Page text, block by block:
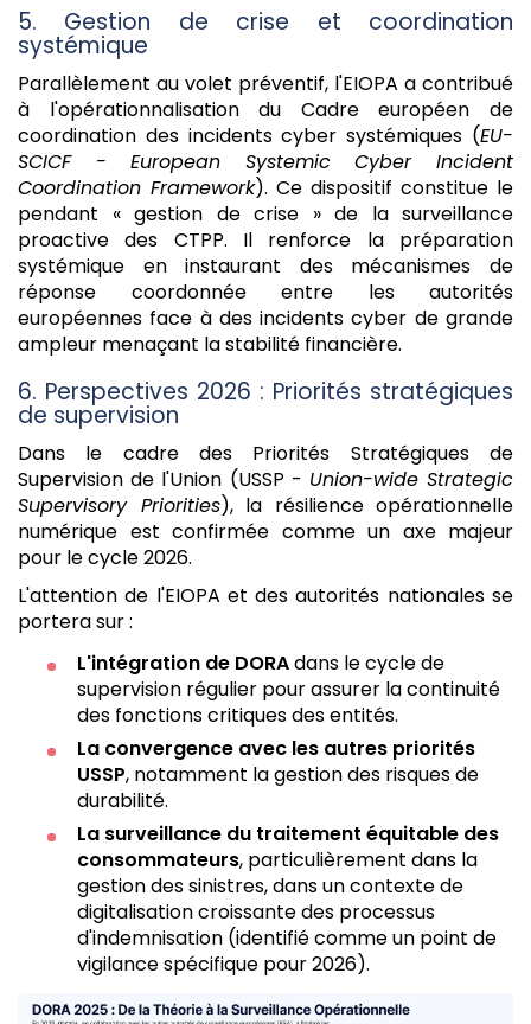
5. Gestion de crise et coordination
systémique
Parallèlement au volet préventif, l'EIOPA a contribué
à l'opérationnalisation du Cadre européen de
coordination des incidents cyber systémiques (EU-
SCICF - European Systemic Cyber Incident
Coordination Framework). Ce dispositif constitue le
pendant « gestion de crise » de la surveillance
proactive des CTPP. Il renforce la préparation
systémique en instaurant des mécanismes de
réponse coordonnée entre les autorités
européennes face à des incidents cyber de grande
ampleur menaçant la stabilité financière.
6. Perspectives 2026 : Priorités stratégiques
de supervision
Dans le cadre des Priorités Stratégiques de
Supervision de l'Union (USSP - Union-wide Strategic
Supervisory Priorities), la résilience opérationnelle
numérique est confirmée comme un axe majeur
pour le cycle 2026.
L'attention de l'EIOPA et des autorités nationales se
portera sur :
L'intégration de DORAdans le cycle de
supervision régulier pour assurer la continuité
des fonctions critiques des entités.
La convergence avec les autres priorités
USSP, notamment la gestion des risques de
durabilité.
La surveillance du traitement équitable des
consommateurs, particulièrement dans la
gestion des sinistres, dans un contexte de
digitalisation croissante des processus
d'indemnisation (identifié comme un point de
vigilance spécifique pour 2026).